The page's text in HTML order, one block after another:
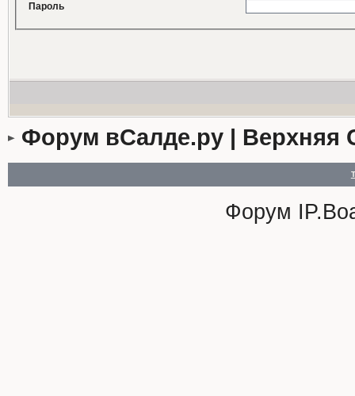
Пароль
Форум вСалде.ру | Верхняя
Форум